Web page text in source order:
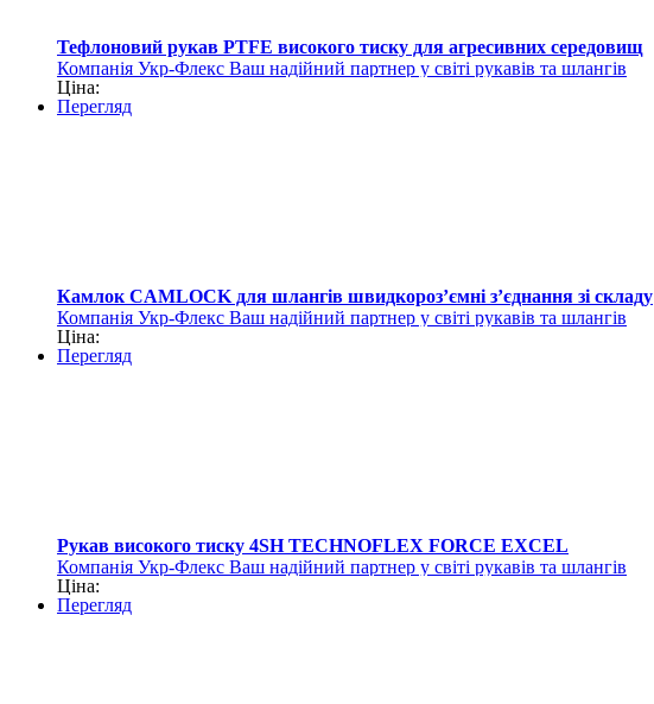
Тефлоновий рукав PTFE високого тиску для агресивних середовищ
Компанія Укр-Флекс Ваш надійний партнер у світі рукавів та шлангів
Ціна:
Перегляд
Камлок CAMLOCK для шлангів швидкороз’ємні з’єднання зі складу
Компанія Укр-Флекс Ваш надійний партнер у світі рукавів та шлангів
Ціна:
Перегляд
Рукав високого тиску 4SH TECHNOFLEX FORCE EXCEL
Компанія Укр-Флекс Ваш надійний партнер у світі рукавів та шлангів
Ціна:
Перегляд